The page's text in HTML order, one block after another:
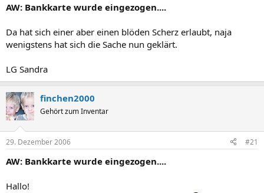
AW: Bankkarte wurde eingezogen....
Da hat sich einer aber einen blöden Scherz erlaubt, naja
wenigstens hat sich die Sache nun geklärt.
LG Sandra
finchen2000
Gehört zum Inventar
29. Dezember 2006 #21
AW: Bankkarte wurde eingezogen....
Hallo!